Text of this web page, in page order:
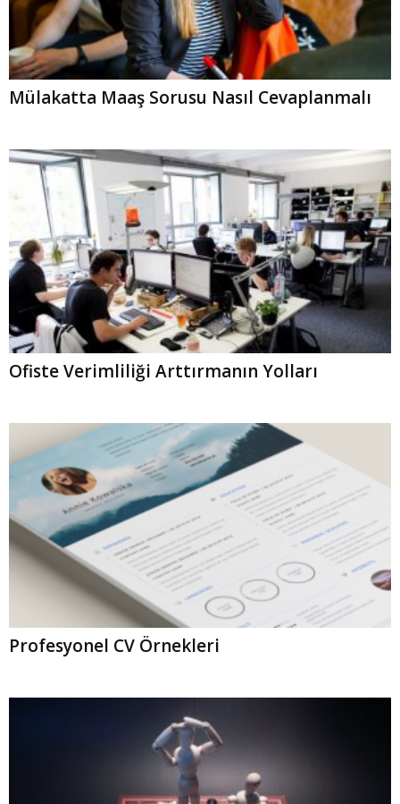
Mülakatta Maaş Sorusu Nasıl Cevaplanmalı
Ofiste Verimliliği Arttırmanın Yolları
Profesyonel CV Örnekleri